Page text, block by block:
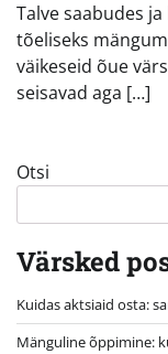
Talve saabudes
tõeliseks
väikeseid õue
seisavad aga […]
Otsi
Värsked
Kuidas aktsiaid osta:
Mänguline õppimine: